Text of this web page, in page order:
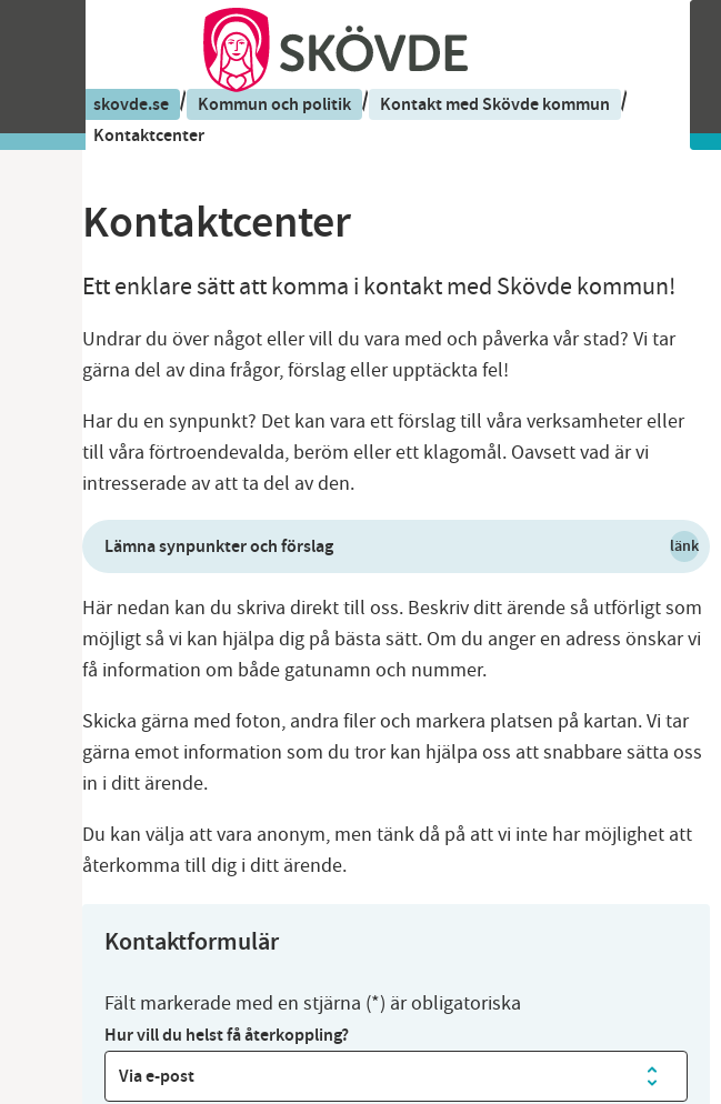
skovde.se / Kommun och politik / Kontakt med Skövde kommun /
Kontaktcenter
Kontaktcenter
Ett enklare sätt att komma i kontakt med Skövde kommun!
Undrar du över något eller vill du vara med och påverka vår stad? Vi tar
gärna del av dina frågor, förslag eller upptäckta fel!
Har du en synpunkt? Det kan vara ett förslag till våra verksamheter eller
till våra förtroendevalda, beröm eller ett klagomål. Oavsett vad är vi
intresserade av att ta del av den.
Lämna synpunkter och förslag länk
Här nedan kan du skriva direkt till oss. Beskriv ditt ärende så utförligt som
möjligt så vi kan hjälpa dig på bästa sätt. Om du anger en adress önskar vi
få information om både gatunamn och nummer.
Skicka gärna med foton, andra filer och markera platsen på kartan. Vi tar
gärna emot information som du tror kan hjälpa oss att snabbare sätta oss
in i ditt ärende.
Du kan välja att vara anonym, men tänk då på att vi inte har möjlighet att
återkomma till dig i ditt ärende.
Kontaktformulär
Fält markerade med en stjärna (*) är obligatoriska
Hur vill du helst få återkoppling?